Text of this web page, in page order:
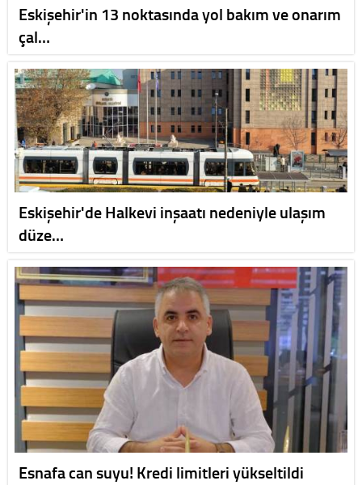
Eskişehir'in 13 noktasında yol bakım ve onarım
çal…
Eskişehir'de Halkevi inşaatı nedeniyle ulaşım
düze…
Esnafa can suyu! Kredi limitleri yükseltildi